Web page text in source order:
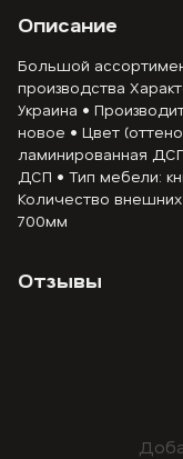
Описание
Большой
производства
Украина •
новое • Цвет
ламинированная
ДСП • Тип мебели:
Количество
700мм
Отзывы